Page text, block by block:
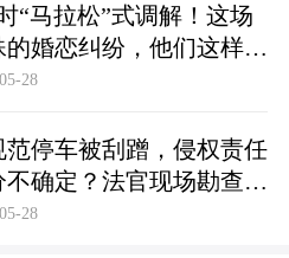
“马拉松”式调解！这场
的婚恋纠纷，他们这样化
28
范停车被刮蹭，侵权责任
不确定？法官现场勘查定
28